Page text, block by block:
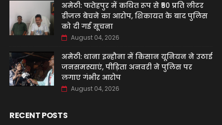
अमेठी: फतेहपुर में कथित रूप से ₹50 प्रति लीटर
डीजल बेचने का आरोप, शिकायत के बाद पुलिस
को दी गई सूचना
August 04, 2026
अमेठी: थाना इन्हौना में किसान यूनियन ने उठाई
जनसमस्याएं, पीड़िता अनवरी ने पुलिस पर
लगाए गंभीर आरोप
August 04, 2026
RECENT POSTS